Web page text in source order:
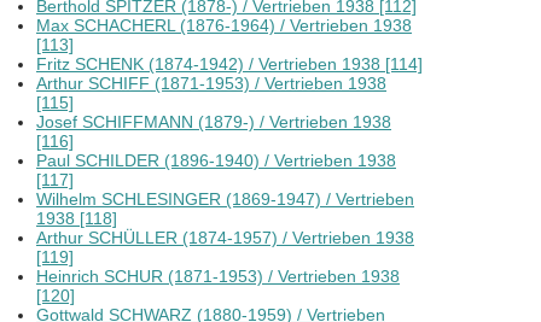
Berthold SPITZER (1878-) / Vertrieben 1938 [112]
Max SCHACHERL (1876-1964) / Vertrieben 1938
[113]
Fritz SCHENK (1874-1942) / Vertrieben 1938 [114]
Arthur SCHIFF (1871-1953) / Vertrieben 1938
[115]
Josef SCHIFFMANN (1879-) / Vertrieben 1938
[116]
Paul SCHILDER (1896-1940) / Vertrieben 1938
[117]
Wilhelm SCHLESINGER (1869-1947) / Vertrieben
1938 [118]
Arthur SCHÜLLER (1874-1957) / Vertrieben 1938
[119]
Heinrich SCHUR (1871-1953) / Vertrieben 1938
[120]
Gottwald SCHWARZ (1880-1959) / Vertrieben